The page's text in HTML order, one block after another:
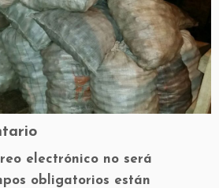
electrónico no será
obligatorios están